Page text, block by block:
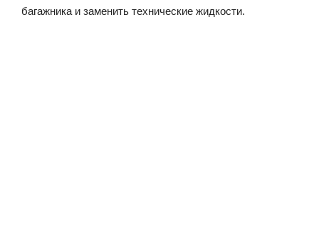
багажника и заменить технические жидкости.